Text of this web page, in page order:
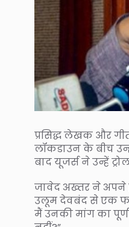
प्रसिद्ध लेखक और
लॉकडाउन के बीच
बाद यूजर्स ने उन्हें
जावेद अख्तर ने अपने
उलूम देवबंद से एक
मैं उनकी मांग का